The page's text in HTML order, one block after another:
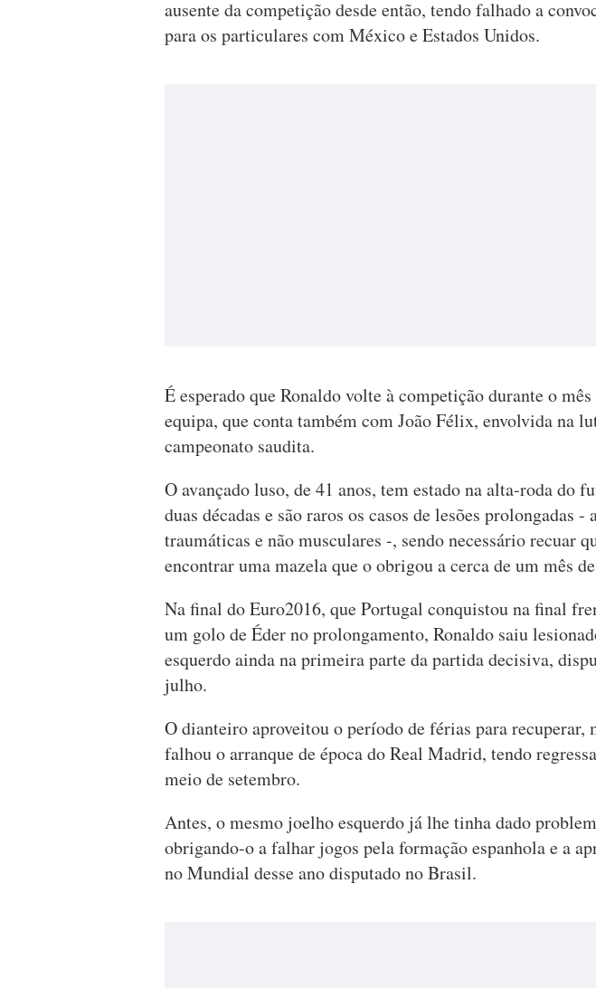
ausente da competição desde então, tendo falhado a
para os particulares com México e Estados Unidos.
É esperado que Ronaldo volte à competição durante o
equipa, que conta também com João Félix, envolvida na
campeonato saudita.
O avançado luso, de 41 anos, tem estado na alta-roda do
duas décadas e são raros os casos de lesões prolongadas -
traumáticas e não musculares -, sendo necessário recuar
encontrar uma mazela que o obrigou a cerca de um mês
Na final do Euro2016, que Portugal conquistou na final
um golo de Éder no prolongamento, Ronaldo saiu
esquerdo ainda na primeira parte da partida decisiva,
julho.
O dianteiro aproveitou o período de férias para recuperar,
falhou o arranque de época do Real Madrid, tendo
meio de setembro.
Antes, o mesmo joelho esquerdo já lhe tinha dado
obrigando-o a falhar jogos pela formação espanhola e a
no Mundial desse ano disputado no Brasil.